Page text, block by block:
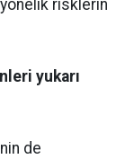
risklerin
yukarı
de